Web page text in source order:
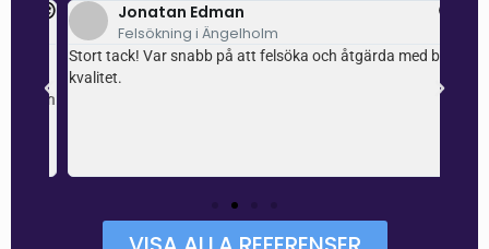
Jonatan Edman
Felsökning i Ängelholm
Stort tack! Var snabb på att felsöka och åtgärda med bra
kvalitet.